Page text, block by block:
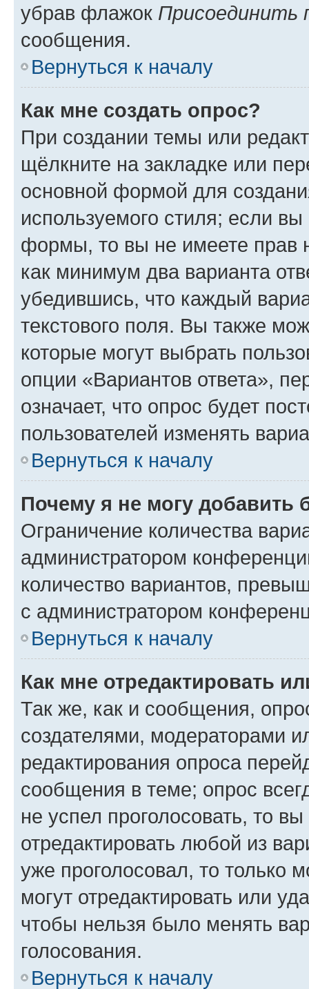
убрав флажок Присоединить
сообщения.
Вернуться к началу
Как мне создать опрос?
При создании темы или
щёлкните на закладке или
основной формой для
используемого стиля; если
формы, то вы не имеете прав
как минимум два варианта
убедившись, что каждый
текстового поля. Вы также
которые могут выбрать
опции «Вариантов ответа»,
означает, что опрос будет
пользователей изменять
Вернуться к началу
Почему я не могу добавить
Ограничение количества
администратором
количество вариантов,
с администратором
Вернуться к началу
Как мне отредактировать
Так же, как и сообщения,
создателями, модераторами
редактирования опроса
сообщения в теме; опрос
не успел проголосовать, то
отредактировать любой из
уже проголосовал, то только
могут отредактировать или
чтобы нельзя было менять
голосования.
Вернуться к началу